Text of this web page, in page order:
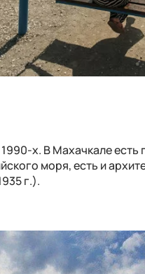
х. В Махачкале есть
моря, есть и
г.).